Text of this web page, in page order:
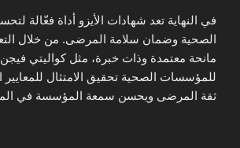
في النهاية تعد شهادات الأيزو أداة فعّالة
الصحية وضمان سلامة المرضى. من خلال
مانحة معتمدة وذات خبرة، مثل كواليتي
للمؤسسات الصحية تحقيق الامتثال للمعايير
ثقة المرضى ويحسن سمعة المؤسسة في